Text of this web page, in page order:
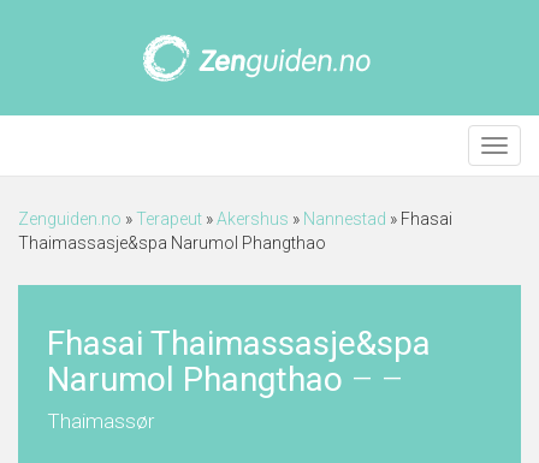
Meny
Zenguiden.no »Terapeut »Akershus » Nannestad » Fhasai
Thaimassasje&spa Narumol Phangthao
Fhasai Thaimassasje&spa
Narumol Phangthao – –
Thaimassør